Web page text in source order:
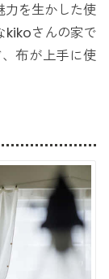
を生かした使
kikoさんの家で
布が上手に使